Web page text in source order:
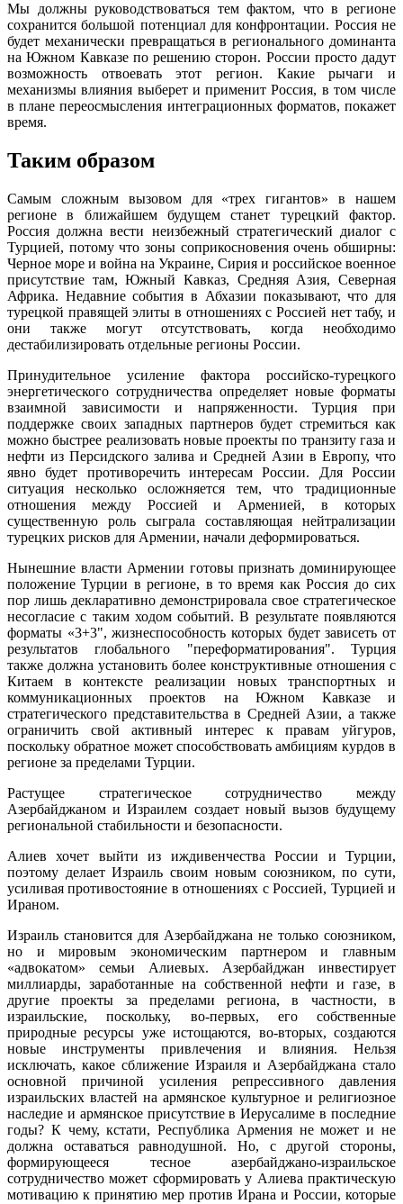
Мы должны руководствоваться тем фактом, что в регионе
сохранится большой потенциал для конфронтации. Россия не
будет механически превращаться в регионального доминанта
на Южном Кавказе по решению сторон. России просто дадут
возможность отвоевать этот регион. Какие рычаги и
механизмы влияния выберет и применит Россия, в том числе
в плане переосмысления интеграционных форматов, покажет
время.
Таким образом
Самым сложным вызовом для «трех гигантов» в нашем
регионе в ближайшем будущем станет турецкий фактор.
Россия должна вести неизбежный стратегический диалог с
Турцией, потому что зоны соприкосновения очень обширны:
Черное море и война на Украине, Сирия и российское военное
присутствие там, Южный Кавказ, Средняя Азия, Северная
Африка. Недавние события в Абхазии показывают, что для
турецкой правящей элиты в отношениях с Россией нет табу, и
они также могут отсутствовать, когда необходимо
дестабилизировать отдельные регионы России.
Принудительное усиление фактора российско-турецкого
энергетического сотрудничества определяет новые форматы
взаимной зависимости и напряженности. Турция при
поддержке своих западных партнеров будет стремиться как
можно быстрее реализовать новые проекты по транзиту газа и
нефти из Персидского залива и Средней Азии в Европу, что
явно будет противоречить интересам России. Для России
ситуация несколько осложняется тем, что традиционные
отношения между Россией и Арменией, в которых
существенную роль сыграла составляющая нейтрализации
турецких рисков для Армении, начали деформироваться.
Нынешние власти Армении готовы признать доминирующее
положение Турции в регионе, в то время как Россия до сих
пор лишь декларативно демонстрировала свое стратегическое
несогласие с таким ходом событий. В результате появляются
форматы «3+3", жизнеспособность которых будет зависеть от
результатов глобального "переформатирования". Турция
также должна установить более конструктивные отношения с
Китаем в контексте реализации новых транспортных и
коммуникационных проектов на Южном Кавказе и
стратегического представительства в Средней Азии, а также
ограничить свой активный интерес к правам уйгуров,
поскольку обратное может способствовать амбициям курдов в
регионе за пределами Турции.
Растущее стратегическое сотрудничество между
Азербайджаном и Израилем создает новый вызов будущему
региональной стабильности и безопасности.
Алиев хочет выйти из иждивенчества России и Турции,
поэтому делает Израиль своим новым союзником, по сути,
усиливая противостояние в отношениях с Россией, Турцией и
Ираном.
Израиль становится для Азербайджана не только союзником,
но и мировым экономическим партнером и главным
«адвокатом» семьи Алиевых. Азербайджан инвестирует
миллиарды, заработанные на собственной нефти и газе, в
другие проекты за пределами региона, в частности, в
израильские, поскольку, во-первых, его собственные
природные ресурсы уже истощаются, во-вторых, создаются
новые инструменты привлечения и влияния. Нельзя
исключать, какое сближение Израиля и Азербайджана стало
основной причиной усиления репрессивного давления
израильских властей на армянское культурное и религиозное
наследие и армянское присутствие в Иерусалиме в последние
годы? К чему, кстати, Республика Армения не может и не
должна оставаться равнодушной. Но, с другой стороны,
формирующееся тесное азербайджано-израильское
сотрудничество может сформировать у Алиева практическую
мотивацию к принятию мер против Ирана и России, которые